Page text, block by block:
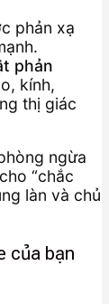
phản xạ
phản
kính,
thị giác
ngừa
“chắc
làn và chủ
của bạn